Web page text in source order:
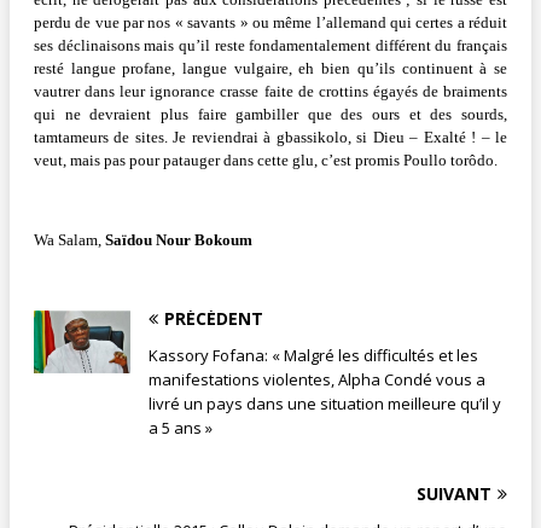
perdu de vue par nos « savants » ou même l’allemand qui certes a réduit
ses déclinaisons mais qu’il reste fondamentalement différent du français
resté langue profane, langue vulgaire, eh bien qu’ils continuent à se
vautrer dans leur ignorance crasse faite de crottins égayés de braiments
qui ne devraient plus faire gambiller que des ours et des sourds,
tamtameurs de sites. Je reviendrai à gbassikolo, si Dieu – Exalté ! – le
veut, mais pas pour patauger dans cette glu, c’est promis Poullo torôdo.
Wa Salam, Saïdou Nour Bokoum
PRÉCÉDENT
Kassory Fofana: « Malgré les difficultés et les
manifestations violentes, Alpha Condé vous a
livré un pays dans une situation meilleure qu’il y
a 5 ans »
SUIVANT